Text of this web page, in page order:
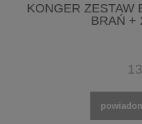
KONGER ZESTAW
BRAŃ +